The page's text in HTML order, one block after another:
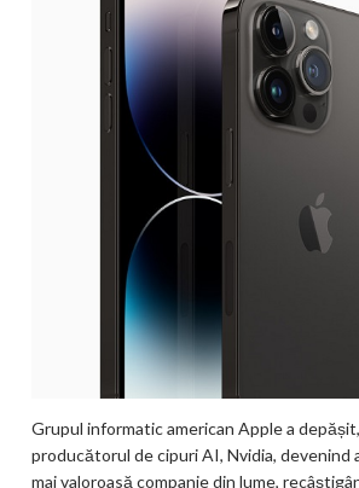
Grupul informatic american Apple a
producătorul de cipuri AI, Nvidia, devenind
mai valoroasă companie din lume,